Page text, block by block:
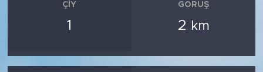
ÇIY
1
GÖRÜŞ
2 km